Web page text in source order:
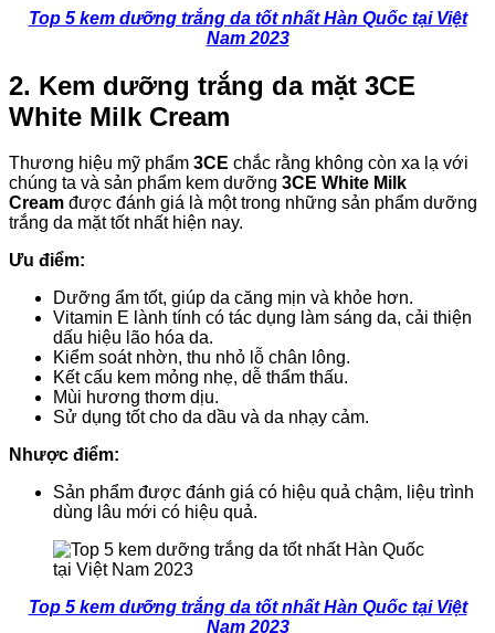
Top 5 kem dưỡng trắng da tốt nhất Hàn Quốc tại Việt
Nam 2023
2. Kem dưỡng trắng da mặt 3CE
White Milk Cream
Thương hiệu mỹ phẩm 3CE chắc rằng không còn xa lạ với
chúng ta và sản phẩm kem dưỡng 3CE White Milk
Cream được đánh giá là một trong những sản phẩm dưỡng
trắng da mặt tốt nhất hiện nay.
Ưu điểm:
Dưỡng ẩm tốt, giúp da căng mịn và khỏe hơn.
Vitamin E lành tính có tác dụng làm sáng da, cải thiện
dấu hiệu lão hóa da.
Kiểm soát nhờn, thu nhỏ lỗ chân lông.
Kết cấu kem mỏng nhẹ, dễ thẩm thấu.
Mùi hương thơm dịu.
Sử dụng tốt cho da dầu và da nhạy cảm.
Nhược điểm:
Sản phẩm được đánh giá có hiệu quả chậm, liệu trình
dùng lâu mới có hiệu quả.
Top 5 kem dưỡng trắng da tốt nhất Hàn Quốc tại Việt
Nam 2023